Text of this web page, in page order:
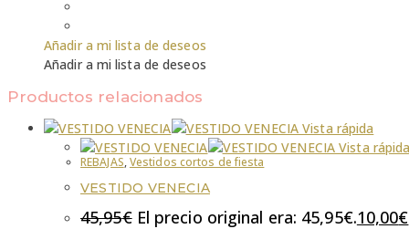
Añadir a mi lista de deseos
Añadir a mi lista de deseos
Productos relacionados
Vista rápida
Vista
REBAJAS,Vestidos cortos de fiesta
VESTIDO VENECIA
45,95€ El precio original era: 45,95€.10,00€